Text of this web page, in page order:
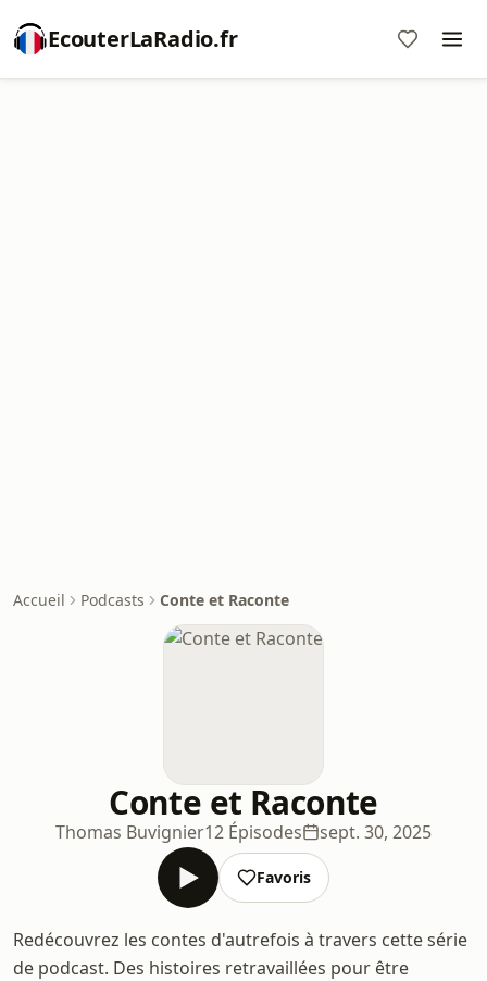
EcouterLaRadio.fr
Accueil Podcasts Conte et Raconte
Conte et Raconte
Thomas Buvignier12 Épisodes sept. 30, 2025
Favoris
Redécouvrez les contes d'autrefois à travers cette série
de podcast. Des histoires retravaillées pour être